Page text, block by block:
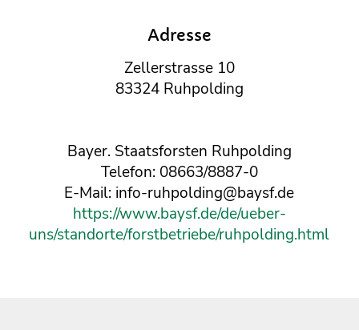
Adresse
Zellerstrasse 10
83324 Ruhpolding
Bayer. Staatsforsten Ruhpolding
Telefon: 08663/8887-0
E-Mail: info-ruhpolding@baysf.de
https://www.baysf.de/de/ueber-
uns/standorte/forstbetriebe/ruhpolding.html